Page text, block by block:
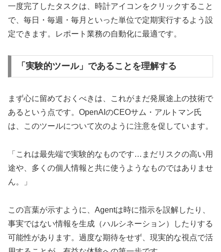
一度完了したタスクは、時計アイコンをクリックすること
で、毎日・毎週・毎月といった単位で定期実行するよう設
定できます。レポート業務の自動化に最適です。
「実験的ツール」であることを理解する
まず心に留めておくべきは、これがまだ発展途上の技術で
あるという点です。OpenAIのCEOサム・アルトマン氏
は、このツールについて次のように注意を促しています。
「これは最先端で実験的なものです…まだリスクの高い用
途や、多くの個人情報と共に使うようなものではありませ
ん。」
この言葉が示すように、Agentは時に指示を誤解したり、
事実ではない情報を生成（ハルシネーション）したりする
可能性があります。過度な期待をせず、現実的な視点で活